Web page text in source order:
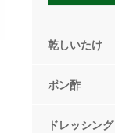
乾しいたけ
ポン酢
ドレッシング